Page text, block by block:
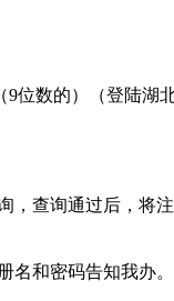
位数的）（登陆湖
，查询通过后，将
名和密码告知我办。